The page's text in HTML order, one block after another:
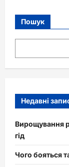
Пошук
Недавні
Вирощування
гід
Чого бояться